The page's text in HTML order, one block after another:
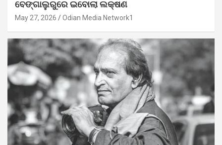
ବେଙ୍ଗାଲୁରୁରେ ଇବୋଲା ଲକ୍ଷଣ
May 27, 2026 Odian Media Network1